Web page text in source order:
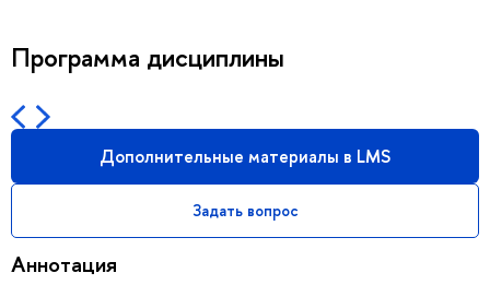
Программа дисциплины
Дополнительные материалы в LMS
Задать вопрос
Аннотация